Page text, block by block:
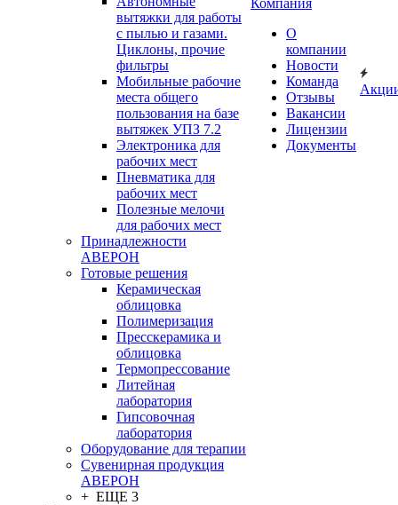
вытяжки для работы
с пылью и газами.
Циклоны, прочие
фильтры
Мобильные рабочие
места общего
пользования на базе
вытяжек УПЗ 7.2
Электроника для
рабочих мест
Пневматика для
рабочих мест
Полезные мелочи
для рабочих мест
Принадлежности
АВЕРОН
Готовые решения
Керамическая
облицовка
Полимеризация
Пресскерамика и
облицовка
Термопрессование
Литейная
лаборатория
Гипсовочная
лаборатория
Оборудование для терапии
Сувенирная продукция
АВЕРОН
+ ЕЩЕ 3
Компания
О
компании
Новости
Команда
Отзывы
Вакансии
Лицензии
Документы